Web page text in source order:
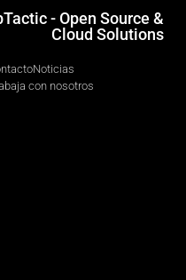
- Open Source &
Cloud Solutions
Noticias
con nosotros